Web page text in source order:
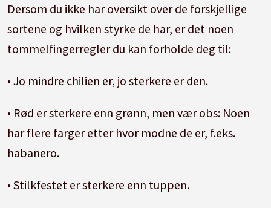
Dersom du ikke har oversikt over de forskjellige
sortene og hvilken styrke de har, er det noen
tommelfingerregler du kan forholde deg til:
• Jo mindre chilien er, jo sterkere er den.
• Rød er sterkere enn grønn, men vær obs: Noen
har flere farger etter hvor modne de er, f.eks.
habanero.
• Stilkfestet er sterkere enn tuppen.